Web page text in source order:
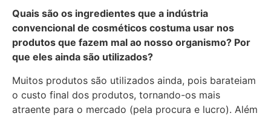
Quais são os ingredientes que a indústria
convencional de cosméticos costuma usar nos
produtos que fazem mal ao nosso organismo? Por
que eles ainda são utilizados?
Muitos produtos são utilizados ainda, pois barateiam
o custo final dos produtos, tornando-os mais
atraente para o mercado (pela procura e lucro). Além